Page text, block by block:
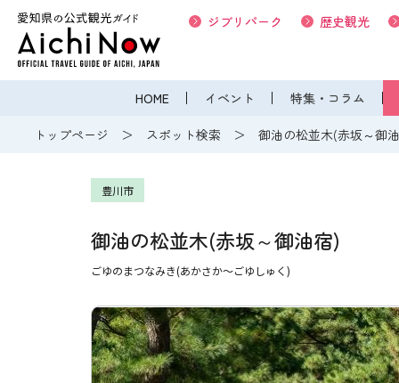
HOME イベント 特集・コラム
ジブリパーク 歴史観光
トップページ スポット検索 御油の松並木(赤坂～御
豊川市
御油の松並木(赤坂～御油宿)
ごゆのまつなみき(あかさか〜ごゆしゅく)